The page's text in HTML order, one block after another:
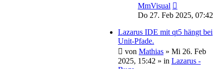
MmVisual
Do 27. Feb 2025, 07:42
Lazarus IDE mit qt5 hängt bei
Unit-Pfade.
von Mathias » Mi 26. Feb
2025, 15:42 » in Lazarus -